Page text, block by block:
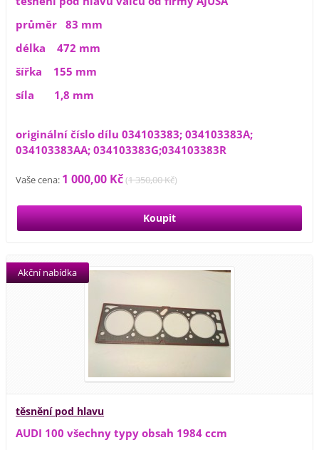
průměr 83 mm
délka 472 mm
šířka 155 mm
síla 1,8 mm
originální číslo dílu 034103383; 034103383A;
034103383AA; 034103383G;034103383R
Vaše cena: 1 000,00 Kč(1 350,00 Kč)
těsnění pod hlavu
Akční nabídka
AUDI 100 všechny typy obsah 1984 ccm